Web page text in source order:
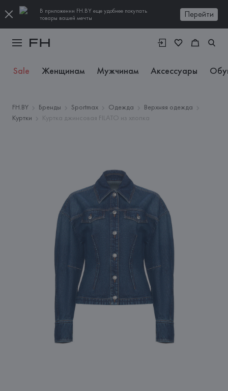
В приложении FH.BY еще удобнее покупать
товары вашей мечты
Перейти
Sale Женщинам Мужчинам Аксессуары
FH.BY Бренды Sportmax Одежда
Верхняя одежда
Куртки
Куртка джинсовая FILATO из хлопка